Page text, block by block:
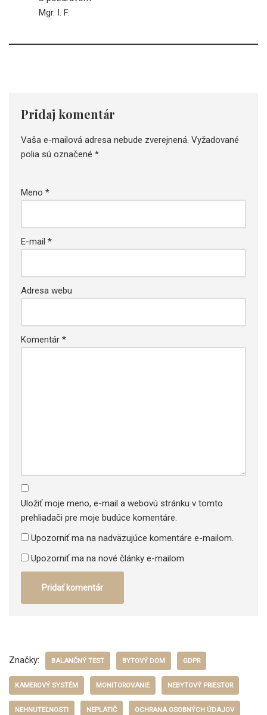
Mgr. I. F.
Pridaj komentár
Vaša e-mailová adresa nebude zverejnená. Vyžadované
polia sú označené *
Meno *
E-mail *
Adresa webu
Komentár *
Uložiť moje meno, e-mail a webovú stránku v tomto
prehliadači pre moje budúce komentáre.
Upozorniť ma na nadväzujúce komentáre e-mailom.
Upozorniť ma na nové články e-mailom
Značky: BALANČNÝ TEST BYTOVÝ DOM GDPR
KAMEROVÝ SYSTÉM MONITOROVANIE NEBYTOVÝ PRIESTOR
NEHNUTEĽNOSTI NEPLATIČ OCHRANA OSOBNÝCH ÚDAJOV